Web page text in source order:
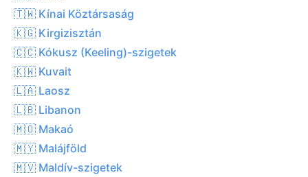
🇹🇼 Kínai Köztársaság
🇰🇬 Kirgizisztán
🇨🇨 Kókusz (Keeling)-szigetek
🇰🇼 Kuvait
🇱🇦 Laosz
🇱🇧 Libanon
🇲🇴 Makaó
🇲🇾 Malájföld
🇲🇻 Maldív-szigetek